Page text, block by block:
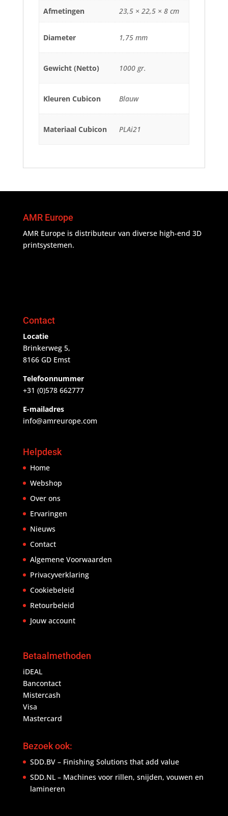
Afmetingen 23,5 × 22,5 × 8 cm
Diameter 1,75 mm
Gewicht (Netto) 1000 gr.
Kleuren Cubicon Blauw
Materiaal Cubicon PLAi21
AMR Europe
AMR Europe is distributeur van diverse high-end 3D
printsystemen.
Contact
Locatie
Brinkerweg 5,
8166 GD Emst
Telefoonnummer
+31 (0)578 662777
E-mailadres
info@amreurope.com
Helpdesk
Home
Webshop
Over ons
Ervaringen
Nieuws
Contact
Algemene Voorwaarden
Privacyverklaring
Cookiebeleid
Retourbeleid
Jouw account
Betaalmethoden
iDEAL
Bancontact
Mistercash
Visa
Mastercard
Bezoek ook:
SDD.BV – Finishing Solutions that add value
SDD.NL – Machines voor rillen, snijden, vouwen en
lamineren